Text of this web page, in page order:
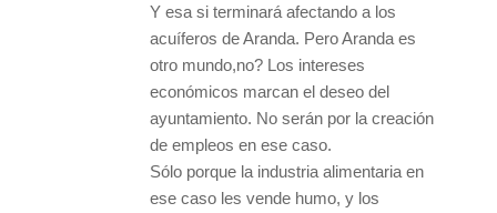
Y esa si terminará afectando a los
acuíferos de Aranda. Pero Aranda es
otro mundo,no? Los intereses
económicos marcan el deseo del
ayuntamiento. No serán por la creación
de empleos en ese caso.
Sólo porque la industria alimentaria en
ese caso les vende humo, y los